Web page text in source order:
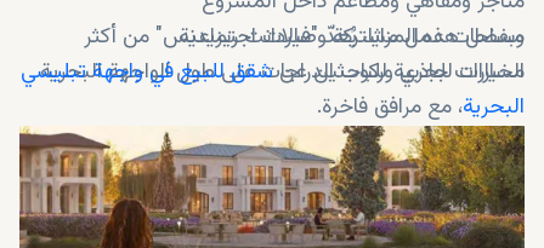
مساحات عمل مشتركة وصالات اجتماعية
مسارات للجري وركوب الدراجات على طول الواجهة البحرية
وبفضل هذه المزايا، يُعدّ "فيردانت ريزيدنس" من أكثر
الخيارات جاذبية للباحثين عنشقق للبيع في واجهة تبليسي
البحرية، مع مرافق فاخرة.